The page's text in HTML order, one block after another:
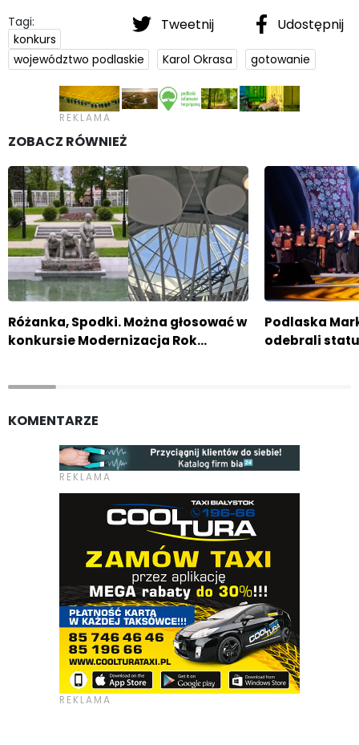
Tweetnij Udostępnij
Tagi:
konkurs
województwo podlaskie
Karol Okrasa gotowanie
ZOBACZ RÓWNIEŻ
Różanka, Spodki. Można głosować w
konkursie Modernizacja Rok…
Podlaska
odebrali
KOMENTARZE